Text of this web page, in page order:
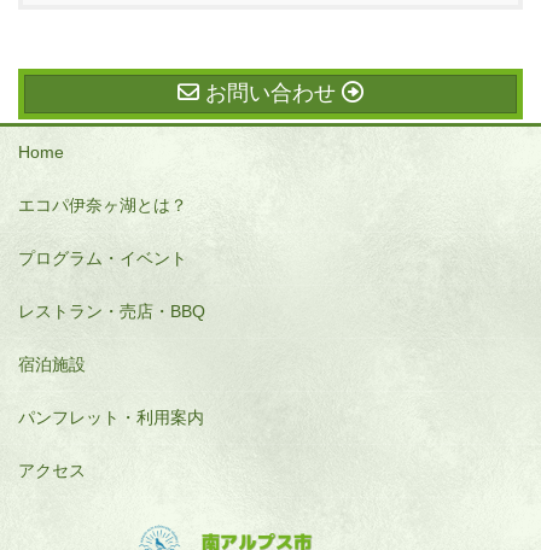
お問い合わせ
Home
エコパ伊奈ヶ湖とは？
プログラム・イベント
レストラン・売店・BBQ
宿泊施設
パンフレット・利用案内
アクセス